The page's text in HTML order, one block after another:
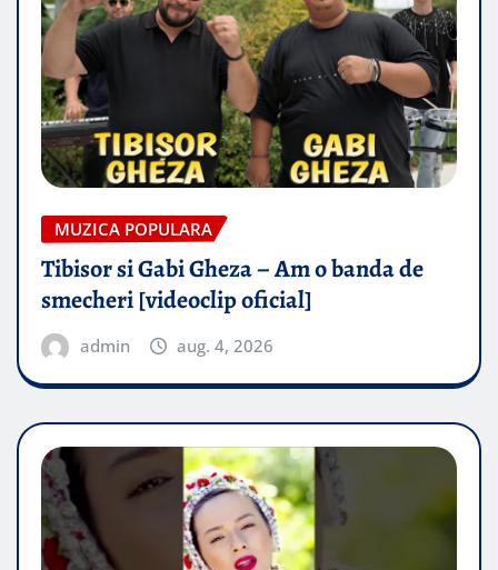
MUZICA POPULARA
Tibisor si Gabi Gheza – Am o banda de
smecheri [videoclip oficial]
admin aug. 4, 2026